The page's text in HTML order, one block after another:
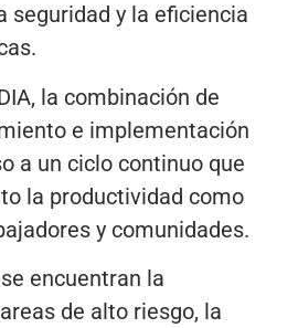
seguridad y la eficiencia
la combinación de
e implementación
a un ciclo continuo que
la productividad como
y comunidades.
encuentran la
de alto riesgo, la